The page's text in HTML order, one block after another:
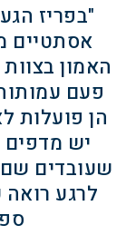
"בפריז
אסתטיים
האמון
פעם
הן פועלות
יש
שעובדים
לרגע